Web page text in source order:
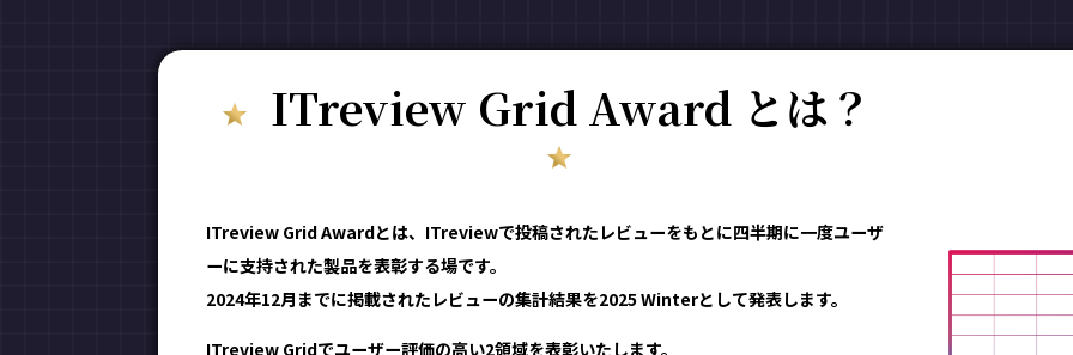
ITreview Grid Award とは？
ITreview Grid Awardとは、ITreviewで投稿されたレビューをもとに四半期に一度ユーザ
ーに支持された製品を表彰する場です。
2024年12月までに掲載されたレビューの集計結果を2025 Winterとして発表します。
ITreview Gridでユーザー評価の高い2領域を表彰いたします。